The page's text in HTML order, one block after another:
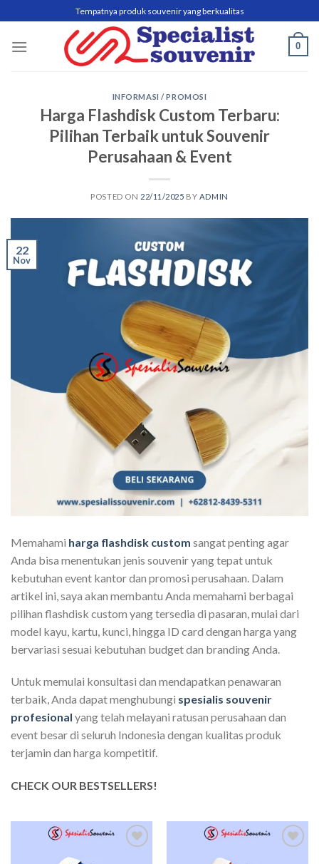
to
content
Tempatnya produk souvenir yang berkualitas
0
INFORMASI / PROMOSI
Harga Flashdisk Custom Terbaru:
Pilihan Terbaik untuk Souvenir
Perusahaan & Event
POSTED ON 22/11/2025 BY ADMIN
22
Nov
Memahami harga flashdisk custom sangat penting agar
Anda bisa menentukan jenis souvenir yang tepat untuk
kebutuhan event kantor dan promosi perusahaan. Dalam
artikel ini, saya akan membantu Anda memahami berbagai
pilihan flashdisk custom yang tersedia di pasaran, mulai dari
model kayu, kartu, kunci, hingga ID card dengan harga yang
bervariasi sesuai kebutuhan budget dan branding Anda.
Untuk memulai konsultasi dan mendapatkan penawaran
terbaik, Anda dapat menghubungi spesialis souvenir
profesional yang telah melayani ratusan perusahaan dan
event besar di seluruh Indonesia dengan kualitas produk
terjamin dan harga kompetitif.
CHECK OUR BESTSELLERS!